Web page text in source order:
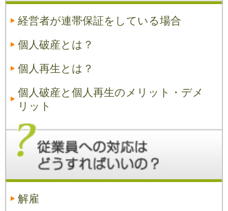
経営者が連帯保証をしている場合
個人破産とは？
個人再生とは？
個人破産と個人再生のメリット・デメ
リット
解雇